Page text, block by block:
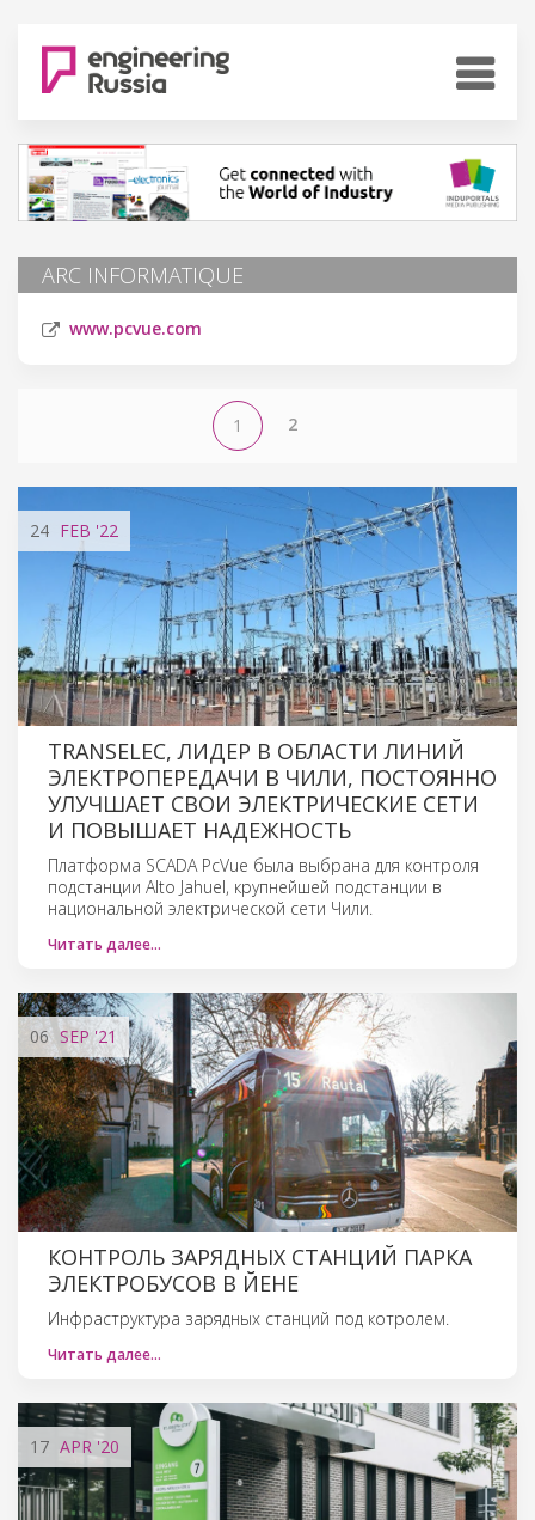
ARC INFORMATIQUE
www.pcvue.com
1 2
24 FEB '22
TRANSELEC, ЛИДЕР В ОБЛАСТИ ЛИНИЙ
ЭЛЕКТРОПЕРЕДАЧИ В ЧИЛИ, ПОСТОЯННО
УЛУЧШАЕТ СВОИ ЭЛЕКТРИЧЕСКИЕ СЕТИ
И ПОВЫШАЕТ НАДЕЖНОСТЬ
Платформа SCADA PcVue была выбрана для контроля
подстанции Alto Jahuel, крупнейшей подстанции в
национальной электрической сети Чили.
Читать далее…
06 SEP'21
КОНТРОЛЬ ЗАРЯДНЫХ СТАНЦИЙ ПАРКА
ЭЛЕКТРОБУСОВ В ЙЕНЕ
Инфраструктура зарядных станций под котролем.
Читать далее…
17 APR '20